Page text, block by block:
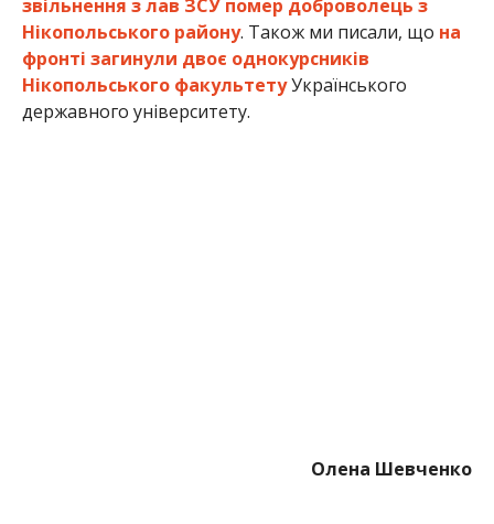
звільнення з лав ЗСУ помер доброволець з
Нікопольського району. Також ми писали, що на
фронті загинули двоє однокурсників
Нікопольського факультетуУкраїнського
державного університету.
Олена Шевченко